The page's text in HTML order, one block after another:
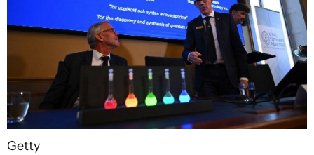
Getty